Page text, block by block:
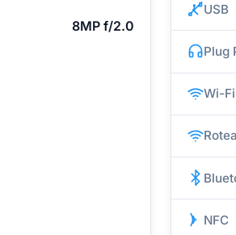
8MP f/2.0
USB
Plug
Wi-Fi
NFC